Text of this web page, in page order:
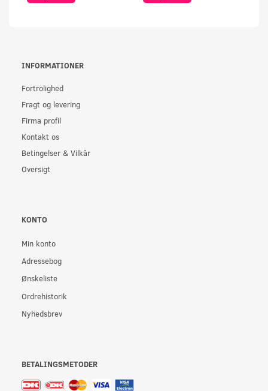
INFORMATIONER
Fortrolighed
Fragt og levering
Firma profil
Kontakt os
Betingelser & Vilkår
Oversigt
KONTO
Min konto
Adressebog
Ønskeliste
Ordrehistorik
Nyhedsbrev
BETALINGSMETODER